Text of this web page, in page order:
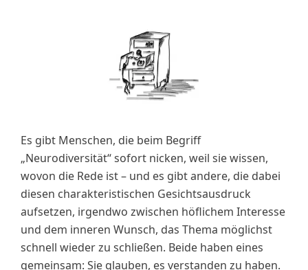
Es gibt Menschen, die beim Begriff
„Neurodiversität“ sofort nicken, weil sie wissen,
wovon die Rede ist – und es gibt andere, die dabei
diesen charakteristischen Gesichtsausdruck
aufsetzen, irgendwo zwischen höflichem Interesse
und dem inneren Wunsch, das Thema möglichst
schnell wieder zu schließen. Beide haben eines
gemeinsam: Sie glauben, es verstanden zu haben.